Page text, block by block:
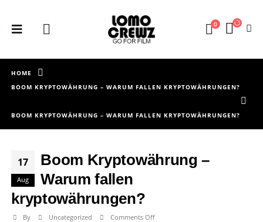
0
HOME
BOOM KRYPTOWÄHRUNG – WARUM FALLEN KRYPTOWÄHRUNGEN?
BOOM KRYPTOWÄHRUNG – WARUM FALLEN KRYPTOWÄHRUNGEN?
17
Aug
Boom Kryptowährung –
Warum fallen
kryptowährungen?
By Uncategorized Comments Offon